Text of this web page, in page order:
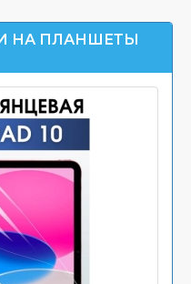
НА ПЛАНШЕТЫ